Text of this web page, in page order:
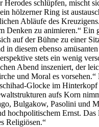
schlüpfen, mischt
hölzerner Ring ist
Abläufe des
zu animieren.“ Ein
auf der Bühne zu einer
diesem ebenso
stets ein wenig
Abend inszeniert, der
und Moral es vorsehen.“
Glocke im Hinterkopf
aufs Korn
Bulgakow, Pasolini und
Ernst. Das
Religiösen.“